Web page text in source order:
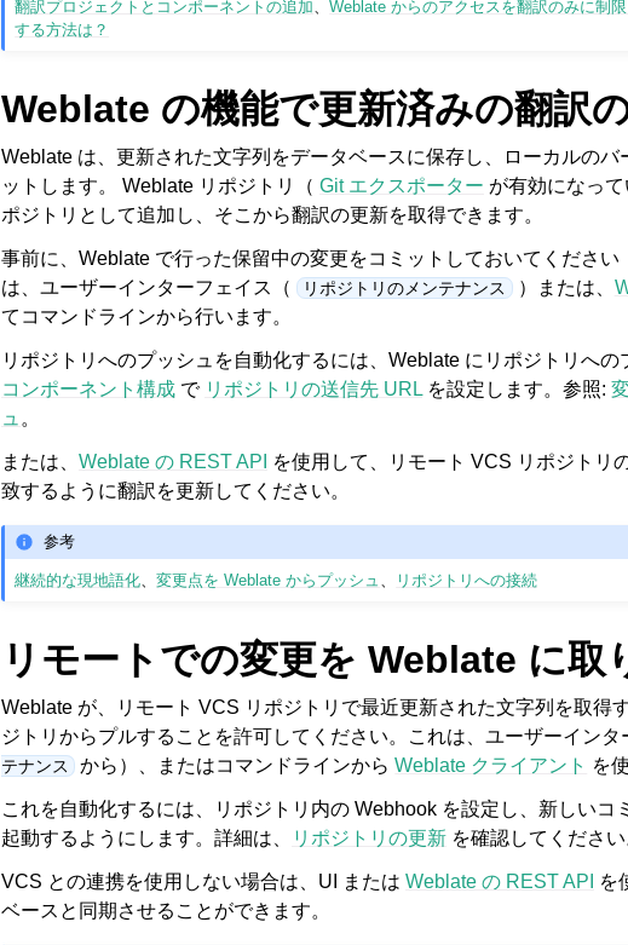
翻訳プロジェクトとコンポーネントの追加 、Weblate からのアクセスを翻訳のみに制
する方法は？
Weblate の機能で更新済みの翻訳
Weblate は、更新された文字列をデータベースに保存し、ローカルのバ
ットします。 Weblate リポジトリ（ Git エクスポーター が有効になっ
ポジトリとして追加し、そこから翻訳の更新を取得できます。
事前に、Weblate で行った保留中の変更をコミットしておいてください
は、ユーザーインターフェイス（
リポジトリのメンテナンス ）または、
てコマンドラインから行います。
リポジトリへのプッシュを自動化するには、Weblate にリポジトリへの
コンポーネント構成 で リポジトリの送信先 URL を設定します。参照:
ュ 。
または、 Weblate の REST API
を使用して、リモート VCS リポジトリ
致するように翻訳を更新してください。
参考
継続的な現地語化、変更点を Weblate からプッシュ 、 リポジトリへの接続
リモートでの変更を Weblate に取
Weblate が、リモート VCS リポジトリで最近更新された文字列を取得
ジトリからプルすることを許可してください。これは、ユーザーインタ
テナンス
から）、またはコマンドラインからWeblate クライアント を
これを自動化するには、リポジトリ内の Webhook を設定し、新しいコ
起動するようにします。詳細は、
リポジトリの更新 を確認してください
VCS との連携を使用しない場合は、UI または Weblate の REST API
を
ベースと同期させることができます。